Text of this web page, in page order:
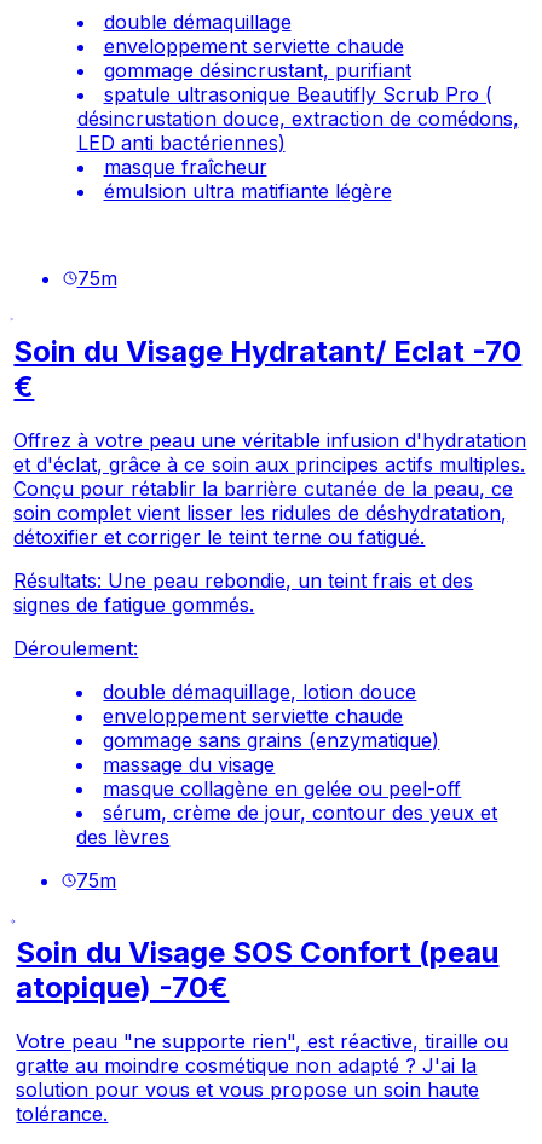
double démaquillage
enveloppement serviette chaude
gommage désincrustant, purifiant
spatule ultrasonique Beautifly Scrub Pro (
désincrustation douce, extraction de comédons,
LED anti bactériennes)
masque fraîcheur
émulsion ultra matifiante légère
75m
Soin du Visage Hydratant/ Eclat -70
€
Offrez à votre peau une véritable infusion d'hydratation
et d'éclat, grâce à ce soin aux principes actifs multiples.
Conçu pour rétablir la barrière cutanée de la peau, ce
soin complet vient lisser les ridules de déshydratation,
détoxifier et corriger le teint terne ou fatigué.
Résultats: Une peau rebondie, un teint frais et des
signes de fatigue gommés.
Déroulement:
double démaquillage, lotion douce
enveloppement serviette chaude
gommage sans grains (enzymatique)
massage du visage
masque collagène en gelée ou peel-off
sérum, crème de jour, contour des yeux et
des lèvres
75m
Soin du Visage SOS Confort (peau
atopique) -70€
Votre peau "ne supporte rien", est réactive, tiraille ou
gratte au moindre cosmétique non adapté ? J'ai la
solution pour vous et vous propose un soin haute
tolérance.